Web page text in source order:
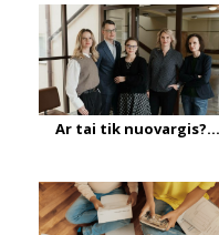
Ar tai tik nuovargis?...